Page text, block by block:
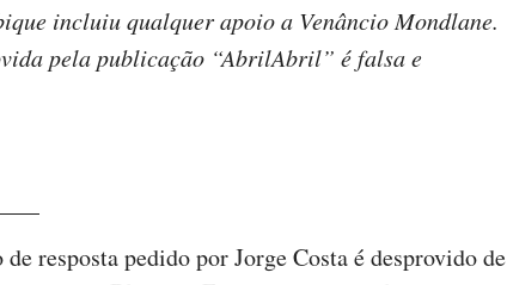
incluiu qualquer apoio a Venâncio Mondlane.
pela publicação “AbrilAbril” é falsa e
resposta pedido por Jorge Costa é desprovido de